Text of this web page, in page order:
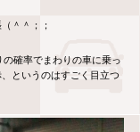
＾＾；；
確率でまわりの車に乗っ
というのはすごく目立つ